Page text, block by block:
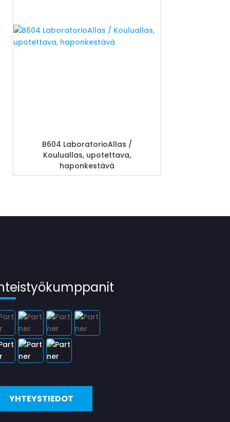
B604 LaboratorioAllas /
Kouluallas, upotettava,
haponkestävä
YHTEYSTIEDOT